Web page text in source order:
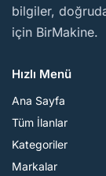
bilgiler,
için BirMakine.
Hızlı Menü
Ana Sayfa
Tüm İlanlar
Kategoriler
Markalar